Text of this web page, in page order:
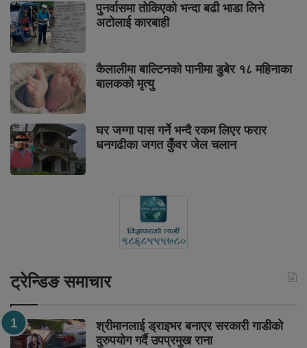
पुनर्वासमा तोकिएको भन्दा बढी भाडा लिने
अटोलाई कारबाही
कैलालीमा बाल्टिनको पानीमा डुबेर १८ महिनाका
बालकको मृत्यु
घर जग्गा पास गर्ने भन्दै रकम लिएर फरार
धनगढीका जगत कुँवर जेल चलान
ट्रेन्डिङ समाचार
श्रीमानलाई ड्राइभर बनाएर सरकारी गाडीको
दुरुपयोग गर्दै उपप्रमुख राना